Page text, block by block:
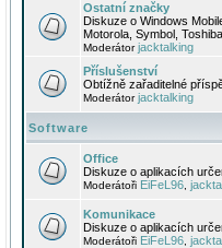
Ostatní značky
Diskuze o Windows
Motorola, Symbol,
Moderátorjacktalking
Příslušenství
Obtížně zařaditelné
Moderátorjacktalking
Software
Office
Diskuze o aplikacích
Moderátoři EiFeL96
Komunikace
Diskuze o aplikacích
Moderátoři EiFeL96